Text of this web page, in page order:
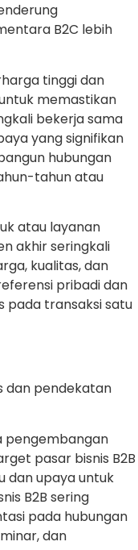
B2C lebih
tinggi dan
memastikan
bekerja sama
yang signifikan
hubungan
tahun atau
atau layanan
akhir seringkali
kualitas, dan
pribadi dan
pada transaksi satu
dan pendekatan
pengembangan
pasar bisnis B2B
dan upaya untuk
B2B sering
pada hubungan
dan